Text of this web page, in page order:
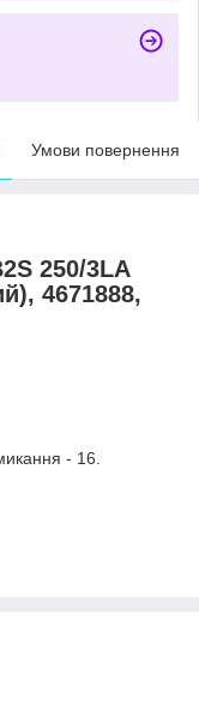
Умови повернення
250/3LA
4671888,
- 16.